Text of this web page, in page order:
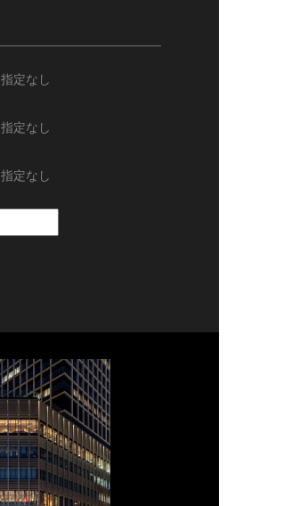
指定なし
指定なし
指定なし